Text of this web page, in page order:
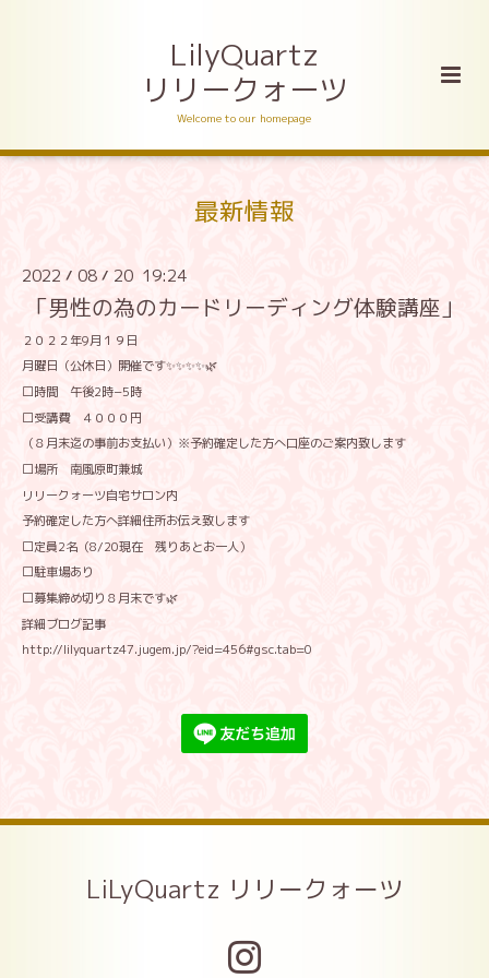
LilyQuartz
リリークォーツ
Welcome to our homepage
最新情報
2022 / 08 / 20 19:24
「男性の為のカードリーディング体験講座」
２０２２年9月１９日
月曜日（公休日）開催です✨✨✨✨🌿
⬜時間 午後2時−5時
⬜受講費 ４０００円
（８月末迄の事前お支払い）※予約確定した方へ口座のご案内致します
⬜場所 南風原町兼城
リリークォーツ自宅サロン内
予約確定した方へ詳細住所お伝え致します
⬜定員2名（8/20現在 残りあとお一人）
⬜駐車場あり
⬜募集締め切り８月末です🌿
詳細ブログ記事
http://lilyquartz47.jugem.jp/?eid=456#gsc.tab=0
LiLyQuartz リリークォーツ